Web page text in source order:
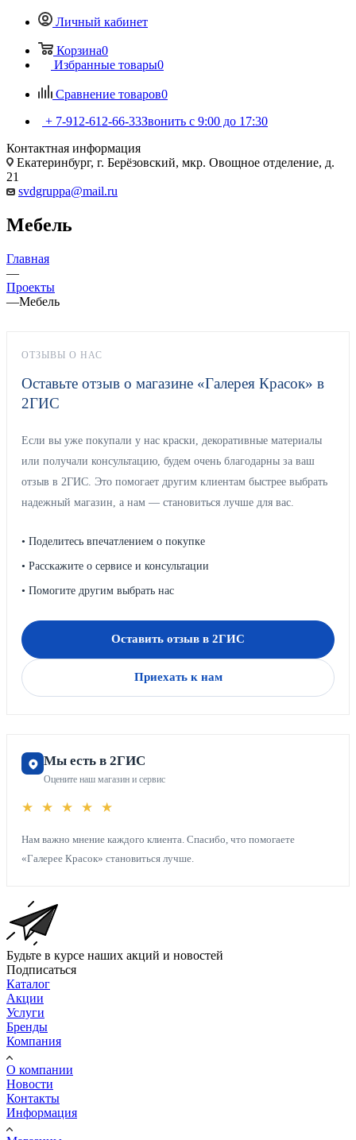
Личный кабинет
Корзина0
Избранные товары0
Сравнение товаров0
+ 7-912-612-66-33Звонить с 9:00 до 17:30
Контактная информация
Екатеринбург, г. Берёзовский, мкр. Овощное отделение, д.
21
svdgruppa@mail.ru
Мебель
Главная
—
Проекты
—Мебель
ОТЗЫВЫ О НАС
Оставьте отзыв о магазине «Галерея Красок» в
2ГИС
Если вы уже покупали у нас краски, декоративные материалы
или получали консультацию, будем очень благодарны за ваш
отзыв в 2ГИС. Это помогает другим клиентам быстрее выбрать
надежный магазин, а нам — становиться лучше для вас.
• Поделитесь впечатлением о покупке
• Расскажите о сервисе и консультации
• Помогите другим выбрать нас
Оставить отзыв в 2ГИС
Приехать к нам
Мы есть в 2ГИС
Оцените наш магазин и сервис
★ ★ ★ ★ ★
Нам важно мнение каждого клиента. Спасибо, что помогаете
«Галерее Красок» становиться лучше.
Будьте в курсе наших акций и новостей
Подписаться
Каталог
Акции
Услуги
Бренды
Компания
О компании
Новости
Контакты
Информация